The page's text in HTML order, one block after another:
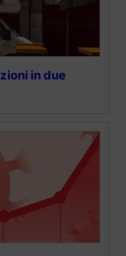
in due